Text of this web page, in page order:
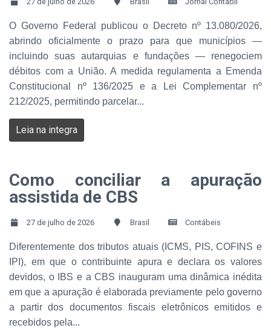
O Governo Federal publicou o Decreto nº 13.080/2026,
abrindo oficialmente o prazo para que municípios —
incluindo suas autarquias e fundações — renegociem
débitos com a União. A medida regulamenta a Emenda
Constitucional nº 136/2025 e a Lei Complementar nº
212/2025, permitindo parcelar...
Leia na integra
Como conciliar a apuração
assistida de CBS
27 de julho de 2026 Brasil Contábeis
Diferentemente dos tributos atuais (ICMS, PIS, COFINS e
IPI), em que o contribuinte apura e declara os valores
devidos, o IBS e a CBS inauguram uma dinâmica inédita
em que a apuração é elaborada previamente pelo governo
a partir dos documentos fiscais eletrônicos emitidos e
recebidos pela...